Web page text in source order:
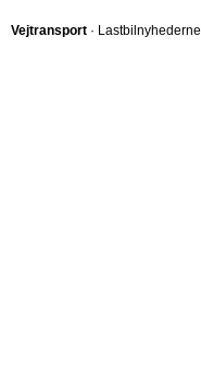
Vejtransport · Lastbilnyhederne